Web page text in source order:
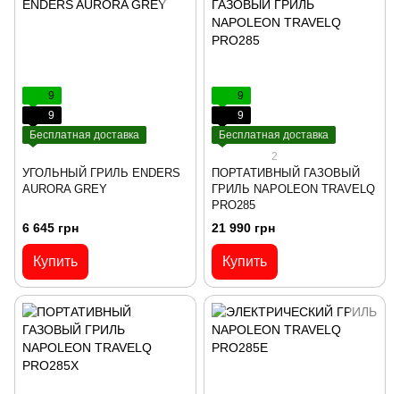
9
9
Бесплатная доставка
УГОЛЬНЫЙ ГРИЛЬ ENDERS
AURORA GREY
6 645 грн
Купить
9
9
Бесплатная доставка
2
ПОРТАТИВНЫЙ ГАЗОВЫЙ
ГРИЛЬ NAPOLEON TRAVELQ
PRO285
21 990 грн
Купить